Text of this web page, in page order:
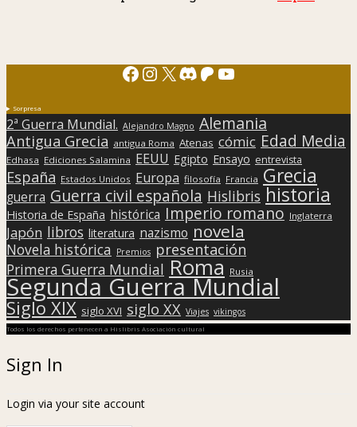
Facebook
Instagram
X Discord
Patreon
YouTube
Sorpresa
2ª Guerra Mundial. Alejandro Magno Alemania
Antigua Grecia antigua Roma Atenas cómic Edad Media
Edhasa Ediciones Salamina EEUU Egipto Ensayo entrevista
España Estados Unidos Europa filosofía Francia Grecia
guerra Guerra civil española Hislibris historia
Historia de España histórica Imperio romano Inglaterra
Japón libros literatura nazismo novela
Novela histórica Premios presentación
Primera Guerra Mundial Roma Rusia
Segunda Guerra Mundial
Siglo XIX siglo XVI siglo XX Viajes vikingos
Todos los derechos pertenecen a Hislibris Asociación cultural
Sign In
Login via your site account